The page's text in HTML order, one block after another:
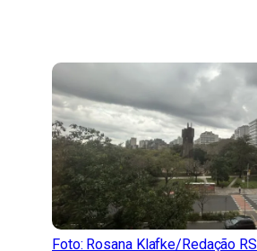
Foto: Rosana Klafke/Redação RS